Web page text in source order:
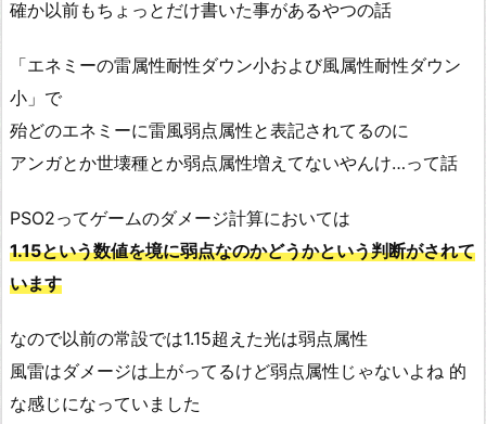
確か以前もちょっとだけ書いた事があるやつの話
「エネミーの雷属性耐性ダウン小および風属性耐性ダウン
小」で
殆どのエネミーに雷風弱点属性と表記されてるのに
アンガとか世壊種とか弱点属性増えてないやんけ…って話
PSO2ってゲームのダメージ計算においては
1.15という数値を境に弱点なのかどうかという判断がされて
います
なので以前の常設では1.15超えた光は弱点属性
風雷はダメージは上がってるけど弱点属性じゃないよね 的
な感じになっていました